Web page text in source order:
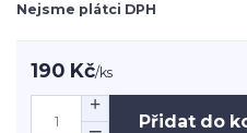
Nejsme plátci DPH
190 Kč/ks
Přidat do